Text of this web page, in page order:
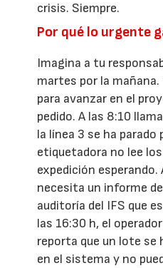
crisis. Siempre.
Por qué lo urgente
Imagina a tu
martes por la mañana.
para avanzar en el
pedido. A las 8:10
la línea 3 se ha parado
etiquetadora no lee
expedición esperando.
necesita un informe
auditoría del IFS que
las 16:30 h, el
reporta que un lote se
en el sistema y no